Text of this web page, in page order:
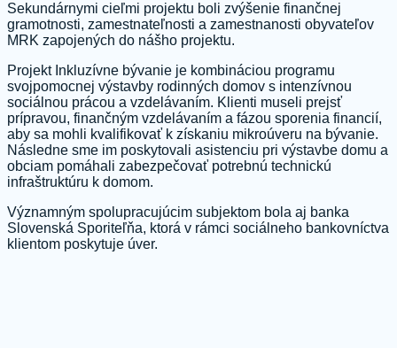
Sekundárnymi cieľmi projektu boli zvýšenie finančnej
gramotnosti, zamestnateľnosti a zamestnanosti obyvateľov
MRK zapojených do nášho projektu.
Projekt Inkluzívne bývanie je kombináciou programu
svojpomocnej výstavby rodinných domov s intenzívnou
sociálnou prácou a vzdelávaním. Klienti museli prejsť
prípravou, finančným vzdelávaním a fázou sporenia financií,
aby sa mohli kvalifikovať k získaniu mikroúveru na bývanie.
Následne sme im poskytovali asistenciu pri výstavbe domu a
obciam pomáhali zabezpečovať potrebnú technickú
infraštruktúru k domom.
Významným spolupracujúcim subjektom bola aj banka
Slovenská Sporiteľňa, ktorá v rámci sociálneho bankovníctva
klientom poskytuje úver.